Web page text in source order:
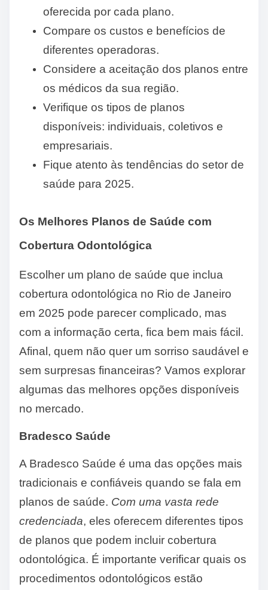
oferecida por cada plano.
Compare os custos e benefícios de
diferentes operadoras.
Considere a aceitação dos planos entre
os médicos da sua região.
Verifique os tipos de planos
disponíveis: individuais, coletivos e
empresariais.
Fique atento às tendências do setor de
saúde para 2025.
Os Melhores Planos de Saúde com
Cobertura Odontológica
Escolher um plano de saúde que inclua
cobertura odontológica no Rio de Janeiro
em 2025 pode parecer complicado, mas
com a informação certa, fica bem mais fácil.
Afinal, quem não quer um sorriso saudável e
sem surpresas financeiras? Vamos explorar
algumas das melhores opções disponíveis
no mercado.
Bradesco Saúde
A Bradesco Saúde é uma das opções mais
tradicionais e confiáveis quando se fala em
planos de saúde. Com uma vasta rede
credenciada, eles oferecem diferentes tipos
de planos que podem incluir cobertura
odontológica. É importante verificar quais os
procedimentos odontológicos estão